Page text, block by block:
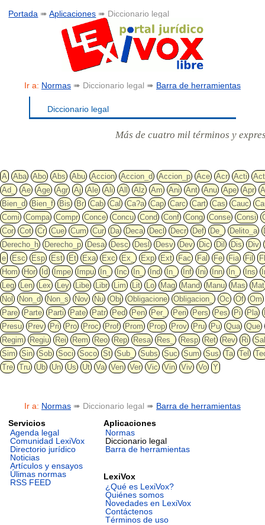
Portada ➠Aplicaciones ➠ Diccionario legal
Ir a: Normas ➠ Diccionario legal ➠ Barra de herramientas
Diccionario legal
Más de cuatro mil términos y
A Aba Abo Abs Abu Accion Accion_d Accion_p Ace Acr Acti
Ad_
Ae Age Agr Aj Ale Ali All Alz Am Ani Ant Anu Ape Apr
Bien_d
Bien_f Bis Br Cab Cal Ca?a Cap Carc Cart Cas Cauc
Comi
Compa Compr Conce Concu Cond Conf Cong Conse Consi
Cor
Cot Cr Cue Cum Cur Da Deca Decl Decr Def De_ Delito_a
Derecho_h
Derecho_p Desa Desc Desl Desv Dev Dic Dil Dis
Div
e
Esc Esp Est Et Exa Exc Ex_ Exp Ext Fac Fal Fe Fia Fil
Fl
Hom
Hor Id Impe Impu In_ Inc In_ Ind In_ Inf Ini Inn In_ Ins
Leg
Len Lex Ley Libe Libr Lim Lit Lo Mag Mand Manu Mas
Mat
Nol
Non_d Non_s Nov Nu Obj Obligacione Obligacion_ Oc Of
Om
Pare
Parte Parti Pate Patr Ped Pen Per_ Peri Pers Pes Pi Pla
Presu
Prev Pri Pro Proc Prof Prom Prop Prov Pru Pu Qua
Que
Regim
Regiu Rei Rem Reo Rep Resa Res_ Resp Ret Rev Ri
Sim
Sin Sob Soci Soco St Sub_ Subs Suc Sum Sus Ta Tel
Tre
Tru Ub Un Us Ut Va Ven Ver Vic Vin Viv Vo Y
Ir a: Normas ➠ Diccionario legal ➠ Barra de herramientas
Servicios
Agenda legal
Comunidad LexiVox
Directorio jurídico
Noticias
Artículos y ensayos
Úlimas normas
RSS FEED
Aplicaciones
Normas
Diccionario legal
Barra de herramientas
LexiVox
¿Qué es LexiVox?
Quiénes somos
Novedades en LexiVox
Contáctenos
Términos de uso